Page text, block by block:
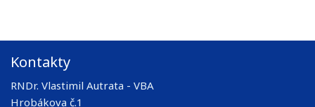
Kontakty
RNDr. Vlastimil Autrata - VBA
Hrobákova č.1